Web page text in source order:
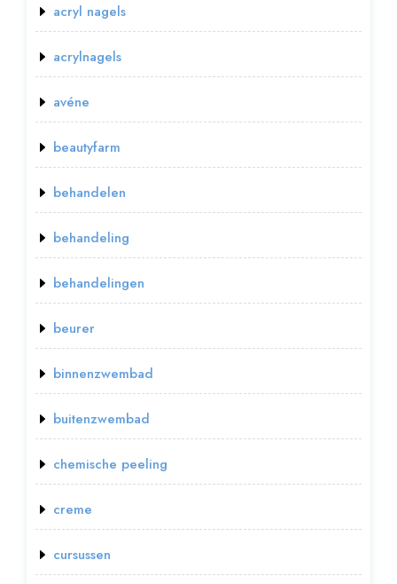
acryl nagels
acrylnagels
avéne
beautyfarm
behandelen
behandeling
behandelingen
beurer
binnenzwembad
buitenzwembad
chemische peeling
creme
cursussen